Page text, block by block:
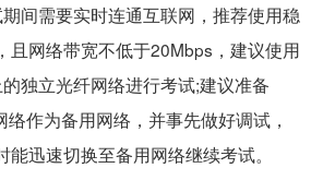
间需要实时连通互联网，推荐使用稳
且网络带宽不低于20Mbps，建议使用
独立光纤网络进行考试;建议准备
作为备用网络，并事先做好调试，
迅速切换至备用网络继续考试。